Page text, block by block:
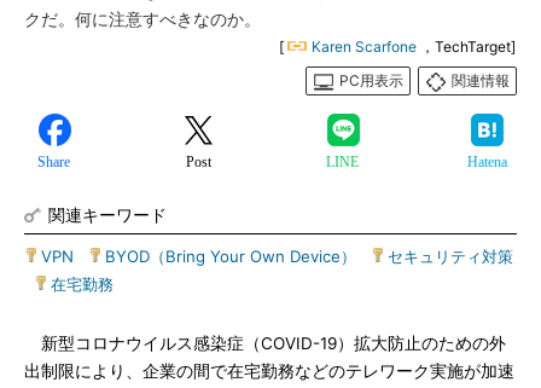
クだ。何に注意すべきなのか。
[ Karen Scarfone ，TechTarget]
PC用表示
関連情報
Share Post LINE Hatena
関連キーワード
VPN BYOD（Bring Your Own Device）
セキュリティ対策
在宅勤務
新型コロナウイルス感染症（COVID-19）拡大防止のための外
出制限により、企業の間で在宅勤務などのテレワーク実施が加速